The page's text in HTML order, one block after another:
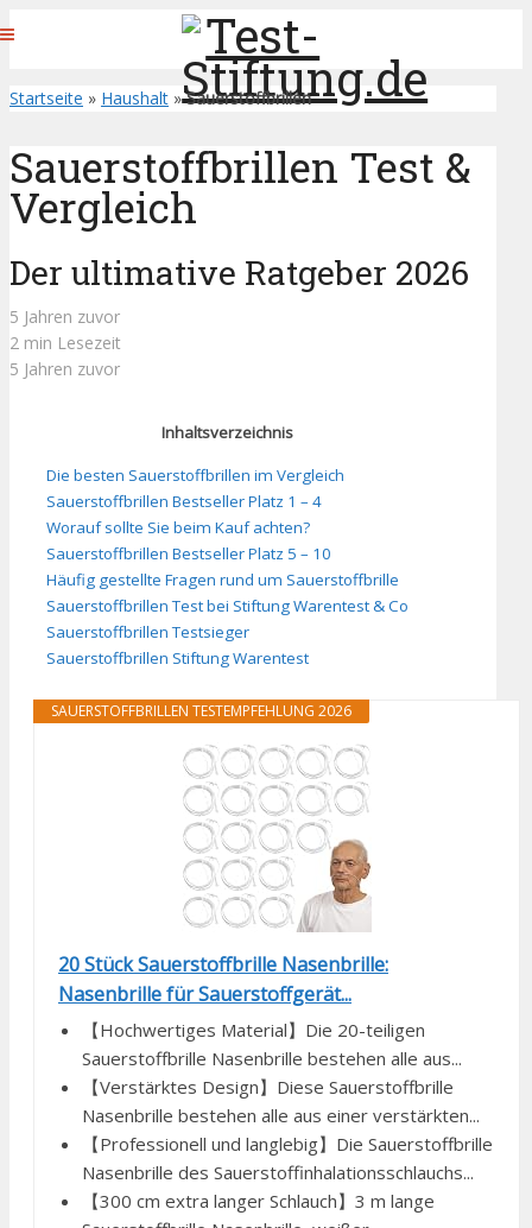
Startseite » Haushalt »Sauerstoffbrillen
Sauerstoffbrillen Test &
Vergleich
Der ultimative Ratgeber 2026
5 Jahren zuvor
2 min Lesezeit
5 Jahren zuvor
Inhaltsverzeichnis
Die besten Sauerstoffbrillen im Vergleich
Sauerstoffbrillen Bestseller Platz 1 – 4
Worauf sollte Sie beim Kauf achten?
Sauerstoffbrillen Bestseller Platz 5 – 10
Häufig gestellte Fragen rund um Sauerstoffbrille
Sauerstoffbrillen Test bei Stiftung Warentest & Co
Sauerstoffbrillen Testsieger
Sauerstoffbrillen Stiftung Warentest
SAUERSTOFFBRILLEN TESTEMPFEHLUNG 2026
20 Stück Sauerstoffbrille Nasenbrille:
Nasenbrille für Sauerstoffgerät...
【Hochwertiges Material】Die 20-teiligen
Sauerstoffbrille Nasenbrille bestehen alle aus...
【Verstärktes Design】Diese Sauerstoffbrille
Nasenbrille bestehen alle aus einer verstärkten...
【Professionell und langlebig】Die Sauerstoffbrille
Nasenbrille des Sauerstoffinhalationsschlauchs...
【300 cm extra langer Schlauch】3 m lange